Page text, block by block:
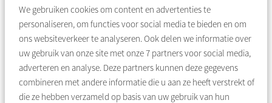
We gebruiken cookies om content en advertenties te
personaliseren, om functies voor social media te bieden en om
ons websiteverkeer te analyseren. Ook delen we informatie over
uw gebruik van onze site met onze7 partners voor social media,
adverteren en analyse. Deze partners kunnen deze gegevens
combineren met andere informatie die u aan ze heeft verstrekt of
die ze hebben verzameld op basis van uw gebruik van hun
zich prettig voelen tussen verschillende generaties (het
streven hierbij is 50% ouder dan 55 plus en 50% jonger
dan 55 plus) en samenlevingsvormen (jong, oud,
alleenstaand, gezinnen)
voldoen aan de geldende wet- en regelgeving voor het
verkrijgen van een sociale huurwoning